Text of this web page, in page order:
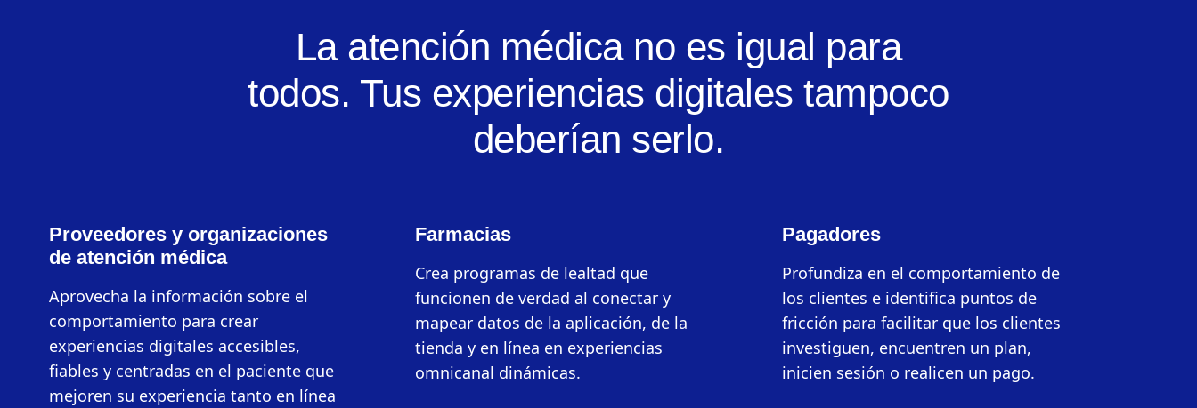
La atención médica no es igual para
todos. Tus experiencias digitales tampoco
deberían serlo.
Proveedores y organizaciones
de atención médica
Aprovecha la información sobre el
comportamiento para crear
experiencias digitales accesibles,
fiables y centradas en el paciente que
mejoren su experiencia tanto en línea
Farmacias
Crea programas de lealtad que
funcionen de verdad al conectar y
mapear datos de la aplicación, de la
tienda y en línea en experiencias
omnicanal dinámicas.
Pagadores
Profundiza en el comportamiento de
los clientes e identifica puntos de
fricción para facilitar que los clientes
investiguen, encuentren un plan,
inicien sesión o realicen un pago.